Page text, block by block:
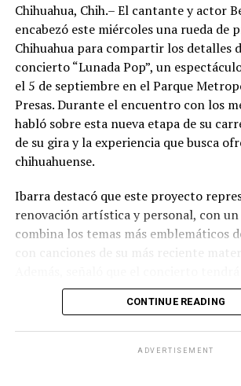
Chihuahua, Chih.– El cantante y actor
encabezó este miércoles una rueda de
Chihuahua para compartir los detalles
concierto “Lunada Pop”, un
el 5 de septiembre en el Parque
Presas. Durante el encuentro con los
habló sobre esta nueva etapa de su
de su gira y la experiencia que busca
chihuahuense.
Ibarra destacó que este proyecto
renovación artística y personal, con
combina los temas más emblemáticos
con canciones de su más reciente
pensado para disfrutarse al aire libre,
propuestas gastronómicas, talento local
atmósfera de convivencia.
CONTINUE READING
ADVERTISEMENT